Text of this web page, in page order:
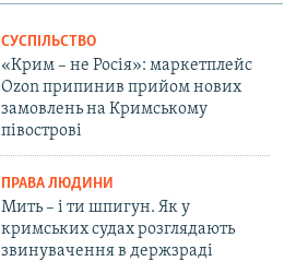
СУСПІЛЬСТВО
«Крим – не Росія»: маркетплейс
Ozon припинив прийом нових
замовлень на Кримському
півострові
ПРАВА ЛЮДИНИ
Мить – і ти шпигун. Як у
кримських судах розглядають
звинувачення в держзраді